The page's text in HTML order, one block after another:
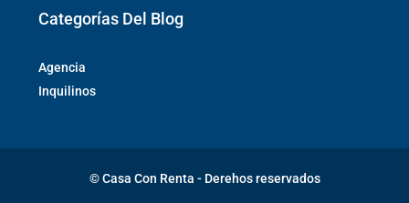
Categorías Del Blog
Agencia
Inquilinos
© Casa Con Renta - Derehos reservados